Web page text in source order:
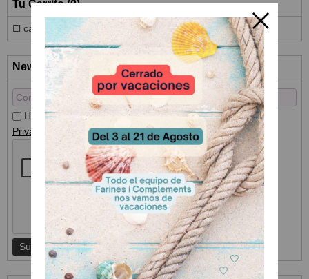
Tu Carrito (0)
El carrito de la compra está vacío
Newsletter
He leído y acepto el Tratamiento de datosy laPolítica de
Privacidad